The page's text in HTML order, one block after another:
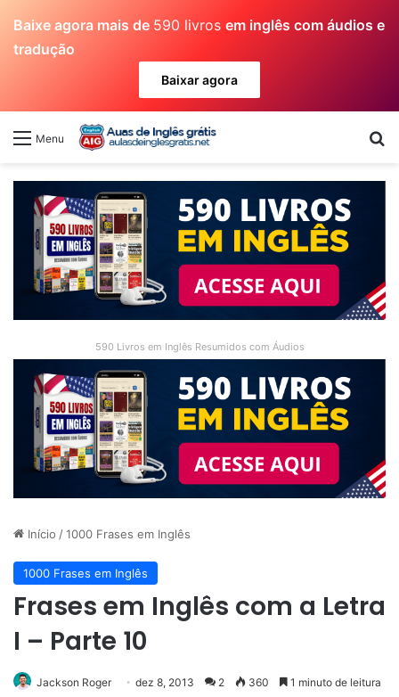
Baixe agora mais de 590 livros em inglês com áudios e
tradução
Baixar agora
Menu
590 Livros em Inglês Resumidos com Áudios
Início /1000 Frases em Inglês
1000 Frases em Inglês
Frases em Inglês com a Letra
I – Parte 10
Jackson Roger dez 8, 2013 2 360 1 minuto de leitura